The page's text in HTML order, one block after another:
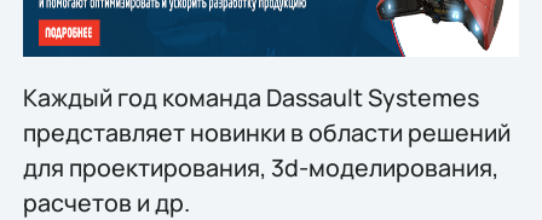
Каждый год команда Dassault Systemes
представляет новинки в области решений
для проектирования, 3d-моделирования,
расчетов и др.